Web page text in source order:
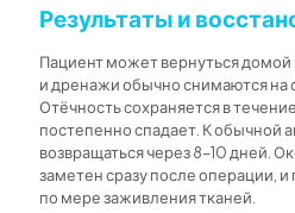
Результаты и
Пациент может вернуться домой
и дренажи обычно снимаются на
Отёчность сохраняется в
постепенно спадает. К обычной
возвращаться через 8–10 дней.
заметен сразу после операции,
по мере заживления тканей.